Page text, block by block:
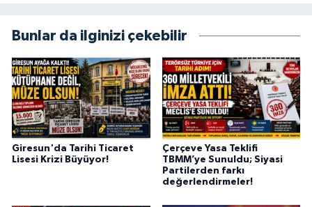
Bunlar da ilginizi çekebilir
Giresun'da Tarihi Ticaret
Lisesi Krizi Büyüyor!
Çerçeve Yasa Teklifi
TBMM’ye Sunuldu; Siyasi
Partilerden farkı
değerlendirmeler!